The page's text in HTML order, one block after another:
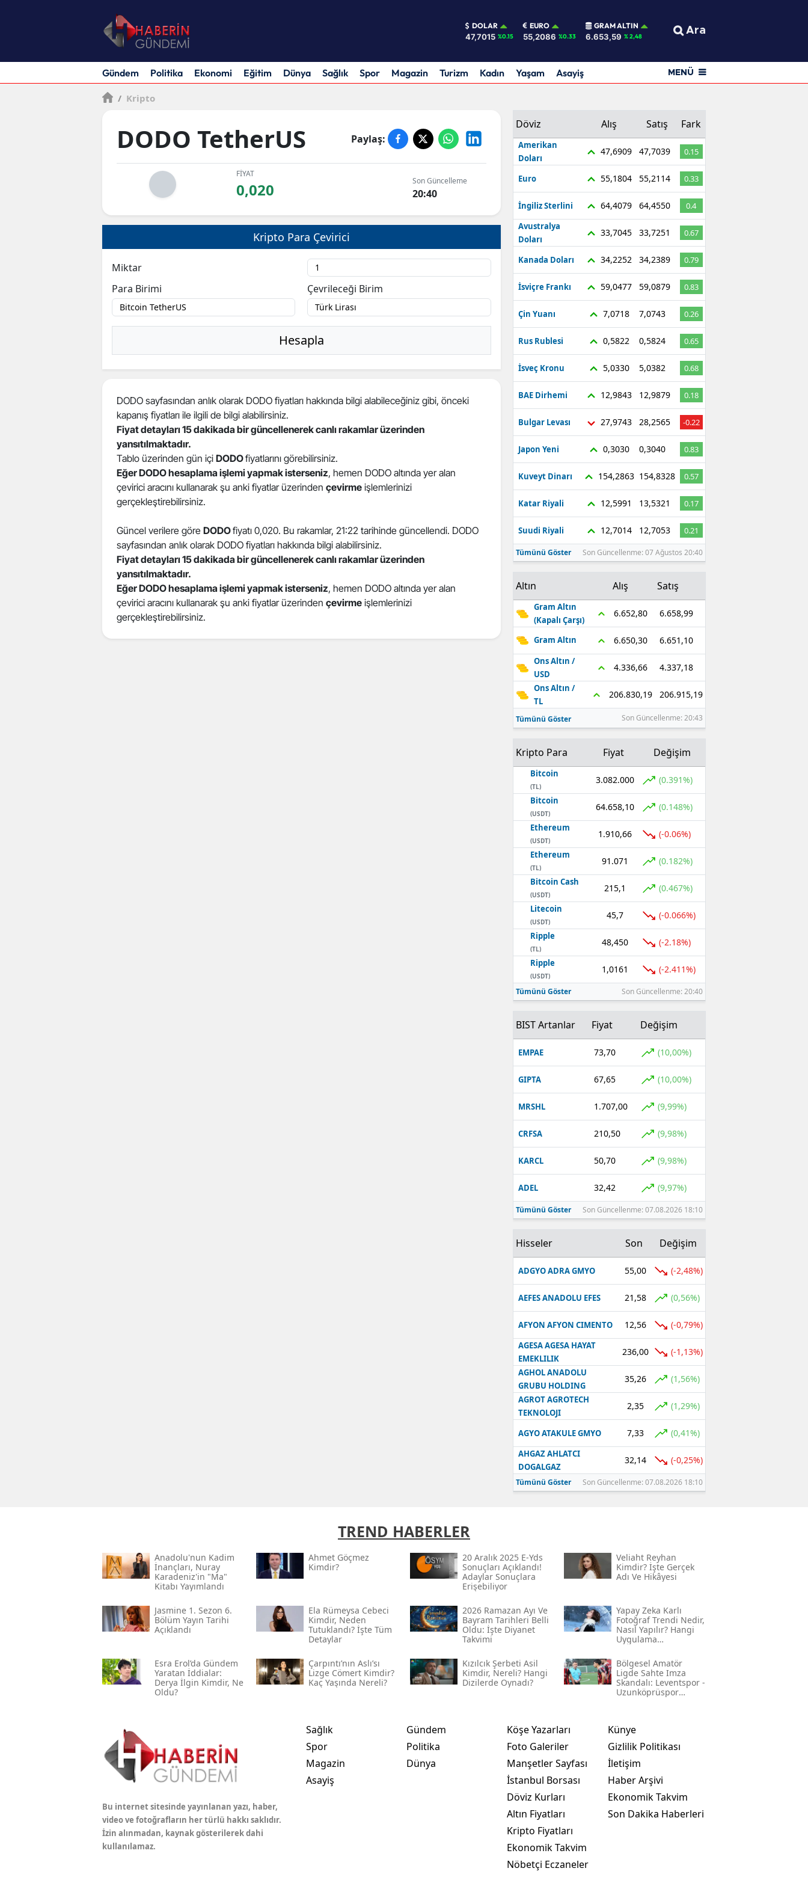
DOLAR
47,7015 %0.15
EURO
55,2086 %0.33
GRAM ALTIN
6.653,59 % 2,48 Ara
Gündem Politika Ekonomi Eğitim Dünya Sağlık Spor Magazin Turizm Kadın Yaşam Asayiş MENÜ
/ Kripto
DODO TetherUS Paylaş:
FİYAT
0,020 Son Güncelleme
20:40
Kripto Para Çevirici
Miktar
Para Birimi
Çevrileceği Birim
Hesapla
DODO sayfasından anlık olarak DODO fiyatları hakkında bilgi alabileceğiniz gibi, önceki
kapanış fiyatları ile ilgili de bilgi alabilirsiniz.
Fiyat detayları 15 dakikada bir güncellenerek canlı rakamlar üzerinden
yansıtılmaktadır.
Tablo üzerinden gün içi DODOfiyatlarını görebilirsiniz.
Eğer DODO hesaplama işlemi yapmak isterseniz, hemen DODO altında yer alan
çevirici aracını kullanarak şu anki fiyatlar üzerinden çevirme işlemlerinizi
gerçekleştirebilirsiniz.
Güncel verilere göre DODOfiyatı 0,020. Bu rakamlar, 21:22 tarihinde güncellendi. DODO
sayfasından anlık olarak DODO fiyatları hakkında bilgi alabilirsiniz.
Fiyat detayları 15 dakikada bir güncellenerek canlı rakamlar üzerinden
yansıtılmaktadır.
Eğer DODO hesaplama işlemi yapmak isterseniz, hemen DODO altında yer alan
çevirici aracını kullanarak şu anki fiyatlar üzerinden çevirme işlemlerinizi
gerçekleştirebilirsiniz.
Döviz Alış Satış Fark
Amerikan
Doları
47,6909 47,7039 0.15
Euro 55,1804 55,2114 0.33
İngiliz Sterlini 64,4079 64,4550
0.4
Avustralya
Doları
33,7045 33,7251 0.67
Kanada Doları 34,2252 34,2389 0.79
İsviçre Frankı 59,0477 59,0879 0.83
Çin Yuanı 7,0718 7,0743 0.26
Rus Rublesi 0,5822 0,5824 0.65
İsveç Kronu 5,0330 5,0382 0.68
BAE Dirhemi 12,9843 12,9879 0.18
Bulgar Levası 27,9743 28,2565 -0.22
Japon Yeni 0,3030 0,3040 0.83
Kuveyt Dinarı 154,2863 154,8328 0.57
Katar Riyali 12,5991 13,5321 0.17
Suudi Riyali 12,7014 12,7053 0.21
Tümünü Göster Son Güncellenme: 07 Ağustos 20:40
Altın Alış Satış
Gram Altın
(Kapalı Çarşı)
6.652,80 6.658,99
Gram Altın 6.650,30 6.651,10
Ons Altın /
USD
4.336,66 4.337,18
Ons Altın /
TL
206.830,19 206.915,19
Tümünü Göster Son Güncellenme: 20:43
Kripto Para Fiyat Değişim
Bitcoin
(TL)
3.082.000 (0.391%)
Bitcoin
(USDT)
64.658,10 (0.148%)
Ethereum
(USDT)
1.910,66 (-0.06%)
Ethereum
(TL)
91.071 (0.182%)
Bitcoin Cash
(USDT)
215,1 (0.467%)
Litecoin
(USDT)
45,7 (-0.066%)
Ripple
(TL)
48,450 (-2.18%)
Ripple
(USDT)
1,0161 (-2.411%)
Tümünü Göster Son Güncellenme: 20:40
BIST Artanlar Fiyat Değişim
EMPAE 73,70 (10,00%)
GIPTA 67,65 (10,00%)
MRSHL 1.707,00 (9,99%)
CRFSA 210,50 (9,98%)
KARCL 50,70 (9,98%)
ADEL 32,42 (9,97%)
Tümünü Göster Son Güncellenme: 07.08.2026 18:10
Hisseler Son Değişim
ADGYO ADRA GMYO 55,00 (-2,48%)
AEFES ANADOLU EFES 21,58 (0,56%)
AFYON AFYON CIMENTO 12,56 (-0,79%)
AGESA AGESA HAYAT
EMEKLILIK
236,00 (-1,13%)
AGHOL ANADOLU
GRUBU HOLDING
35,26 (1,56%)
AGROT AGROTECH
TEKNOLOJI
2,35 (1,29%)
AGYO ATAKULE GMYO 7,33 (0,41%)
AHGAZ AHLATCI
DOGALGAZ
32,14 (-0,25%)
Tümünü Göster Son Güncellenme: 07.08.2026 18:10
TREND HABERLER
Anadolu'nun Kadim
İnançları, Nuray
Karadeniz'in "ma"
Kitabı Yayımlandı
Ahmet Göçmez
Kimdir?
20 Aralık 2025 E-Yds
Sonuçları Açıklandı!
Adaylar Sonuçlara
Erişebiliyor
Veliaht Reyhan
Kimdir? İşte Gerçek
Adı Ve Hikâyesi
Jasmine 1. Sezon 6.
Bölüm Yayın Tarihi
Açıklandı
Ela Rümeysa Cebeci
Kimdir, Neden
Tutuklandı? İşte Tüm
Detaylar
2026 Ramazan Ayı Ve
Bayram Tarihleri Belli
Oldu: İşte Diyanet
Takvimi
Yapay Zeka Karlı
Fotoğraf Trendi Nedir,
Nasıl Yapılır? Hangi
Uygulama
Adım Adım Rehber
Esra Erol’da Gündem
Yaratan İddialar:
Derya İlgin Kimdir, Ne
Oldu?
Çarpıntı’nın Aslı’sı
Lizge Cömert Kimdir?
Kaç Yaşında Nereli?
Kızılcık Şerbeti Asil
Kimdir, Nereli? Hangi
Dizilerde Oynadı?
Bölgesel Amatör
Ligde Sahte Imza
Skandalı: Leventspor -
Uzunköprüspor
Bu internet sitesinde yayınlanan yazı, haber,
video ve fotoğrafların her türlü hakkı saklıdır.
İzin alınmadan, kaynak gösterilerek dahi
kullanılamaz.
Sağlık
Spor
Magazin
Asayiş
Gündem
Politika
Dünya
Köşe Yazarları
Foto Galeriler
Manşetler Sayfası
İstanbul Borsası
Döviz Kurları
Altın Fiyatları
Kripto Fiyatları
Ekonomik Takvim
Nöbetçi Eczaneler
Künye
Gizlilik Politikası
İletişim
Haber Arşivi
Ekonomik Takvim
Son Dakika Haberleri